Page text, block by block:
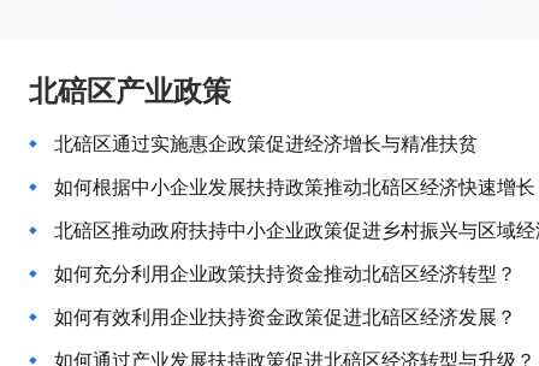
北碚区产业政策
北碚区通过实施惠企政策促进经济增长与精准扶贫
如何根据中小企业发展扶持政策推动北碚区经济快速增
北碚区推动政府扶持中小企业政策促进乡村振兴与区域
如何充分利用企业政策扶持资金推动北碚区经济转型？
如何有效利用企业扶持资金政策促进北碚区经济发展？
如何通过产业发展扶持政策促进北碚区经济转型与升级？